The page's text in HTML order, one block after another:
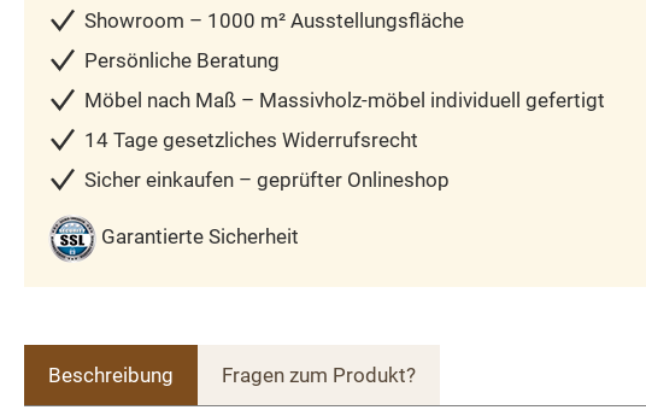
Showroom – 1000 m² Ausstellungsfläche
Persönliche Beratung
Möbel nach Maß – Massivholz-möbel individuell gefertigt
14 Tage gesetzliches Widerrufsrecht
Sicher einkaufen – geprüfter Onlineshop
Garantierte Sicherheit
Beschreibung Fragen zum Produkt?